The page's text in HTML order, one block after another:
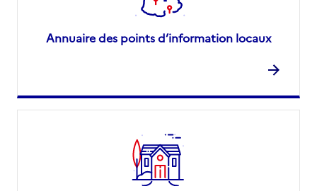
Annuaire des points d’information locaux